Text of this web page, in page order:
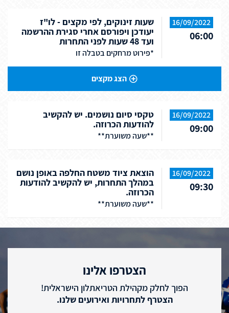
16/09/2022
06:00
שעות זינוקים, לפי מקצים - לו"ז
יעודכן ויפורסם אחרי סגירת ההרשמה
ועד 48 שעות לפני התחרות
*פירוט מרחקים בטבלה זו
הצג מקצים
16/09/2022
09:00
טקסי סיום נושמים. יש להקשיב
להודעות הכרוזה.
**שעה משוערת**
16/09/2022
09:30
הוצאת ציוד משטח החלפה באופן נושם
במהלך התחרות, יש להקשיב להודעות
הכרוזה.
**שעה משוערת**
הצטרפו אלינו
הפוך לחלק מקהילת הטריאתלון הישראלית!
הצטרף לתחרויות ואירועים שלנו.